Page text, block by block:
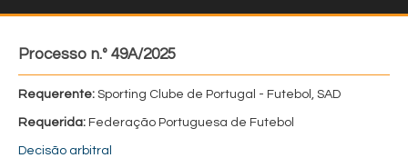
Processo n.º 49A/2025
Requerente: Sporting Clube de Portugal - Futebol, SAD
Requerida: Federação Portuguesa de Futebol
Decisão arbitral